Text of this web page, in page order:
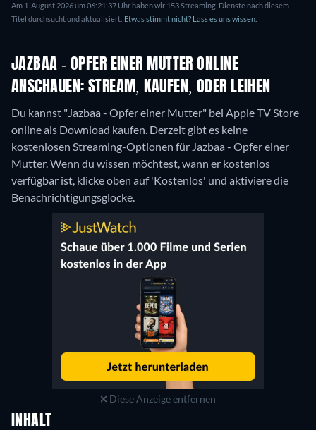
Am 1. August 2026 um 06:21:37 Uhr haben wir 153 Streaming-Dienste nach diesem
Titel durchsucht und aktualisiert. Etwas stimmt nicht? Lass es uns wissen.
JAZBAA - OPFER EINER MUTTER ONLINE
ANSCHAUEN: STREAM, KAUFEN, ODER LEIHEN
Du kannst "Jazbaa - Opfer einer Mutter" bei Apple TV Store
online als Download kaufen. Derzeit gibt es keine
kostenlosen Streaming-Optionen für Jazbaa - Opfer einer
Mutter. Wenn du wissen möchtest, wann er kostenlos
verfügbar ist, klicke oben auf 'Kostenlos' und aktiviere die
Benachrichtigungsglocke.
Diese Anzeige entfernen
INHALT